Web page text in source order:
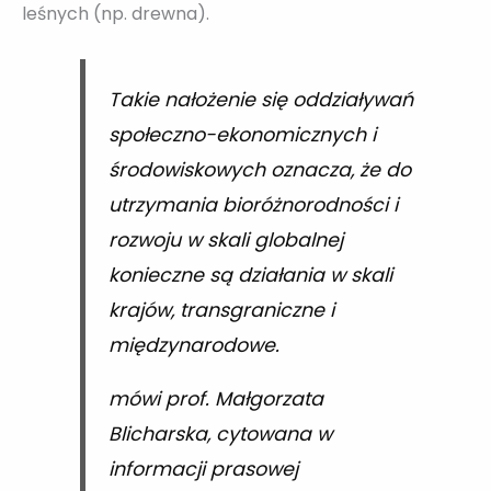
leśnych (np. drewna).
Takie nałożenie się oddziaływań
społeczno-ekonomicznych i
środowiskowych oznacza, że do
utrzymania bioróżnorodności i
rozwoju w skali globalnej
konieczne są działania w skali
krajów, transgraniczne i
międzynarodowe.
mówi prof. Małgorzata
Blicharska, cytowana w
informacji prasowej